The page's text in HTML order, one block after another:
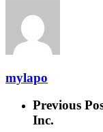
mylapo
Previous
Inc.